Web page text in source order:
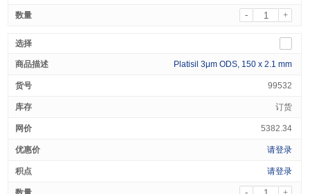
- +
Platisil 3μm ODS, 150 x 2.1 mm
99532
订货
5382.34
请登录
请登录